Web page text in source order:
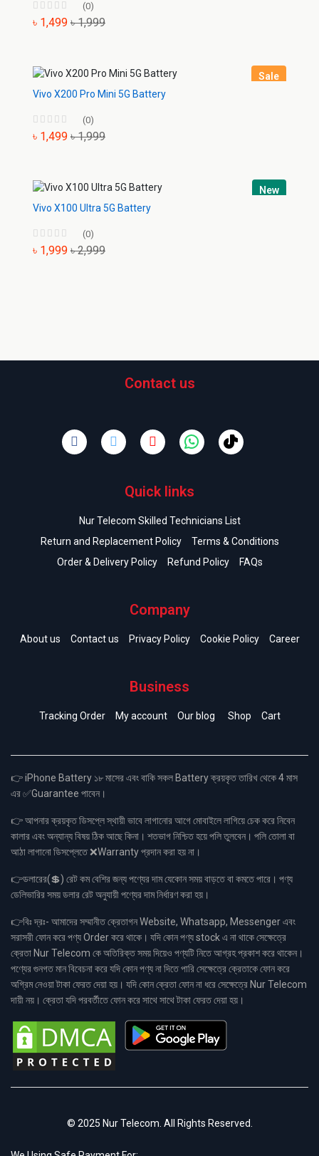
(0)
৳ 1,499 ৳ 1,999
Sale
Vivo X200 Pro Mini 5G Battery
(0)
৳ 1,499 ৳ 1,999
New
Vivo X100 Ultra 5G Battery
(0)
৳ 1,999 ৳ 2,999
Contact us
Quick links
Nur Telecom Skilled Technicians List
Return and Replacement Policy
Terms & Conditions
Order & Delivery Policy
Refund Policy FAQs
Company
About us Contact us Privacy Policy Cookie Policy Career
Business
Tracking Order My account Our blog Shop Cart
👉 iPhone Battery ১৮ মাসের এবং বাকি সকল Battery ক্রয়কৃত তারিখ থেকে 4 মাস
এর ✅Guarantee পাবেন।
👉 আপনার ক্রয়কৃত ডিসপ্লে স্থায়ী ভাবে লাগানোর আগে মোবাইলে লাগিয়ে চেক করে নিবেন
কালার এবং অন্যান্য বিষয় ঠিক আছে কিনা। শতভাগ নিশ্চিত হয়ে পলি তুলবেন। পলি তোলা বা
আঠা লাগানো ডিসপ্লেতে ❌Warranty প্রদান করা হয় না।
👉ডলারের(💲) রেট কম বেশির জন্য পণ্যের দাম যেকোন সময় বাড়তে বা কমতে পারে। পণ্য
ডেলিভারির সময় ডলার রেট অনুযায়ী পণ্যের দাম নির্ধারণ করা হয়।
👉বিঃ দ্রঃ- আমাদের সম্মানীত ক্রেতাগন Website, Whatsapp, Messenger এবং
সরাসরী ফোন করে পণ্য Order করে থাকে। যদি কোন পণ্য stock এ না থাকে সেক্ষেত্রে
ক্রেতা Nur Telecom কে অতিরিক্ত সময় দিয়েও পণ্যটি নিতে আগ্রহ প্রকাশ করে থাকেন।
পণ্যের গুনগত মান বিবেচনা করে যদি কোন পণ্য না দিতে পারি সেক্ষেত্রে ক্রেতাকে ফোন করে
অগ্রিম নেওয়া টাকা ফেরত দেয়া হয়। যদি কোন ক্রেতা ফোন না ধরে সেক্ষেত্রে Nur Telecom
দায়ী নয়। ক্রেতা যদি পরবর্তীতে ফোন করে সাথে সাথে টাকা ফেরত দেয়া হয়।
© 2025 Nur Telecom. All Rights Reserved.